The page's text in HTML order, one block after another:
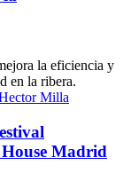
la eficiencia y
en la ribera.
Madrid